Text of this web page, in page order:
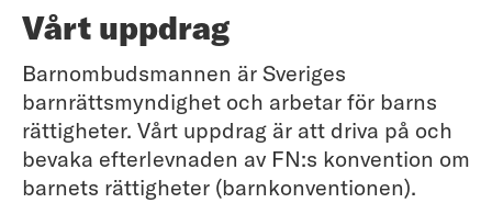
Vårt uppdrag
Barnombudsmannen är Sveriges
barnrättsmyndighet och arbetar för barns
rättigheter. Vårt uppdrag är att driva på och
bevaka efterlevnaden av FN:s konvention om
barnets rättigheter (barnkonventionen).